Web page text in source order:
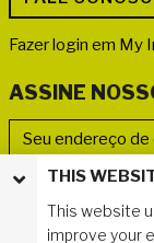
Fazer login em My
ASSINE
SIGA-NOS
THIS
This website
improve your